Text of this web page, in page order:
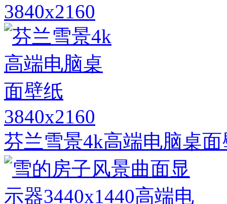
3840x2160
3840x2160
芬兰雪景4k高端电脑桌面